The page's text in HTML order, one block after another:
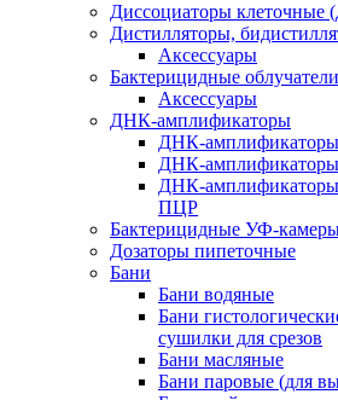
Диссоциаторы клеточные
Дистилляторы,
Аксессуары
Бактерицидные
Аксессуары
ДНК-амплификаторы
ДНК-
ДНК-амплификаторы
ДНК-амплификаторы
ПЦР
Бактерицидные УФ-
Дозаторы пипеточные
Бани
Бани водяные
Бани
сушилки для срезов
Бани масляные
Бани паровые (для